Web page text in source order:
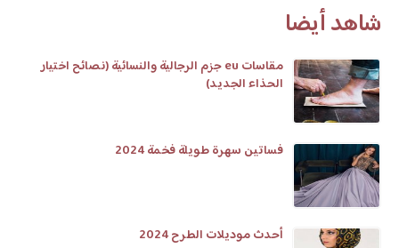
شاهد أيضا
مقاسات eu جزم الرجالية والنسائية (نصائح اختيار
الحذاء الجديد)
فساتين سهرة طويلة فخمة 2024
أحدث موديلات الطرح 2024